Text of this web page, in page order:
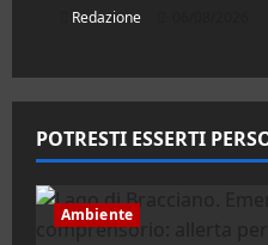
Redazione
POTRESTI ESSERTI
Ambiente